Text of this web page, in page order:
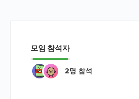
모임 참석자
2명 참석